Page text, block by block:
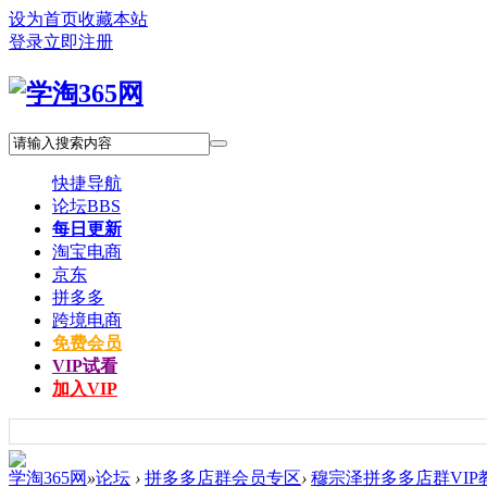
设为首页收藏本站
登录立即注册
快捷导航
论坛BBS
每日更新
淘宝电商
京东
拼多多
跨境电商
免费会员
VIP试看
加入VIP
学淘365网 »论坛 › 拼多多店群会员专区› 穆宗泽拼多多店群VIP